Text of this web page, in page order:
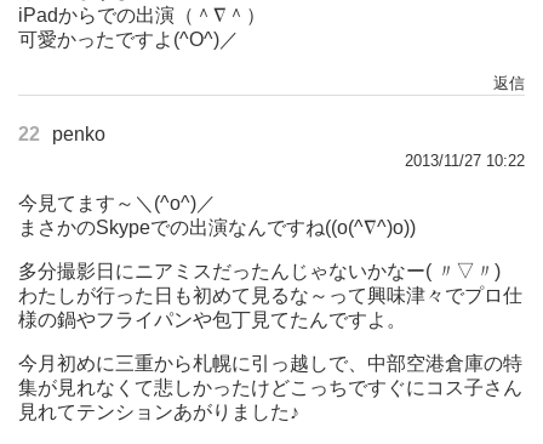
iPadからでの出演（＾∇＾）
可愛かったですよ(^O^)／
返信
22 penko
2013/11/27 10:22
今見てます～＼(^o^)／
まさかのSkypeでの出演なんですね((o(^∇^)o))
多分撮影日にニアミスだったんじゃないかなー( 〃▽〃)
わたしが行った日も初めて見るな～って興味津々でプロ仕
様の鍋やフライパンや包丁見てたんですよ。
今月初めに三重から札幌に引っ越しで、中部空港倉庫の特
集が見れなくて悲しかったけどこっちですぐにコス子さん
見れてテンションあがりました♪